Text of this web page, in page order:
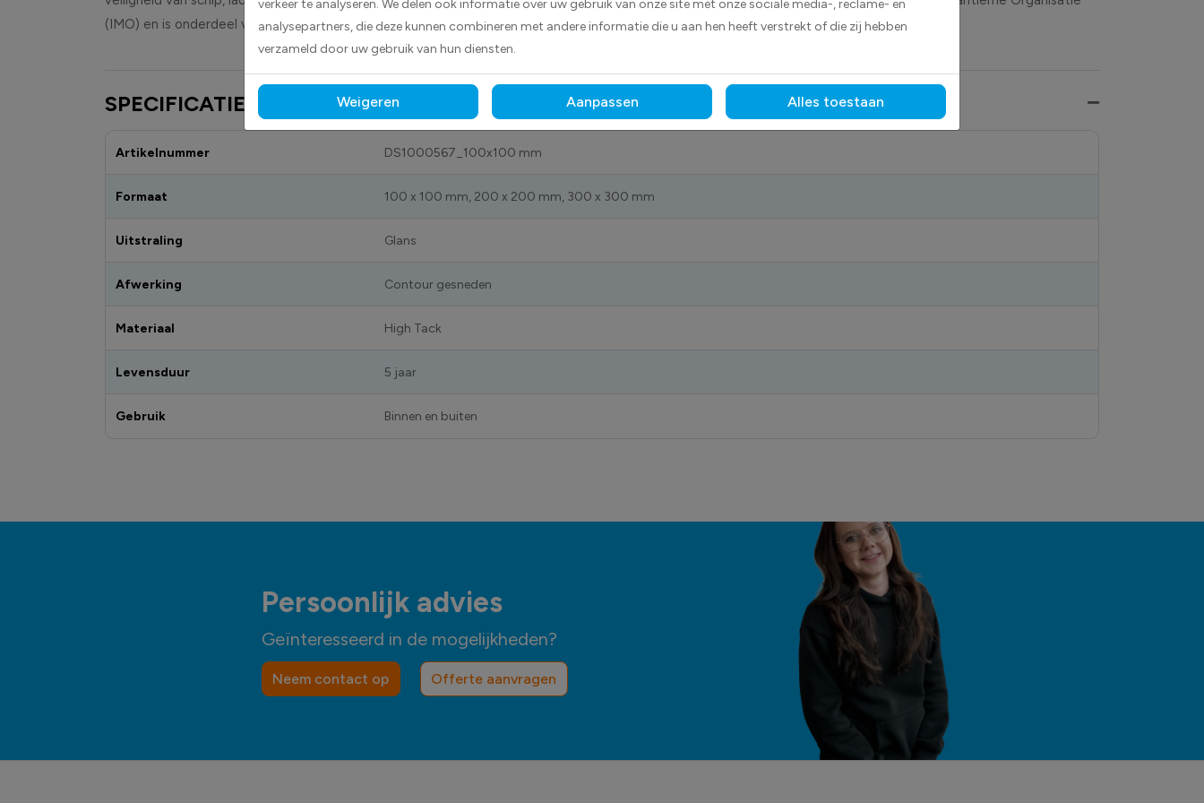
(IMO) en is onderdeel van SOLAS.In de IMDG-code wordt aangegeven welke stoffen schadelijk zijn voor het mariene milieu.
SPECIFICATIES
Artikelnummer DS1000567_100x100 mm
Formaat 100 x 100 mm, 200 x 200 mm, 300 x 300 mm
Uitstraling Glans
Afwerking Contour gesneden
Materiaal High Tack
Levensduur 5 jaar
Gebruik Binnen en buiten
Persoonlijk advies
Geïnteresseerd in de mogelijkheden?
Neem contact op Offerte aanvragen
verkeer te analyseren. We delen ook informatie over uw gebruik van onze site met onze sociale media-, reclame- en
analysepartners, die deze kunnen combineren met andere informatie die u aan hen heeft verstrekt of die zij hebben
verzameld door uw gebruik van hun diensten.
Weigeren Aanpassen Alles toestaan